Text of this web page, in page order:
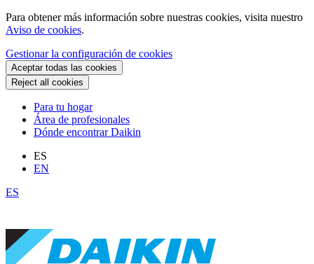
Para obtener más información sobre nuestras cookies, visita nuestro
Aviso de cookies.
Gestionar la configuración de cookies
Aceptar todas las cookies
Reject all cookies
Para tu hogar
Área de profesionales
Dónde encontrar Daikin
ES
EN
ES